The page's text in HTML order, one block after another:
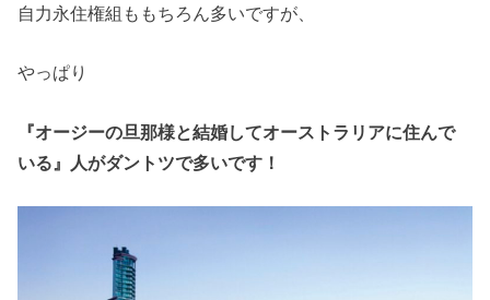
自力永住権組ももちろん多いですが、
やっぱり
『オージーの旦那様と結婚してオーストラリアに住んで
いる』人がダントツで多いです！